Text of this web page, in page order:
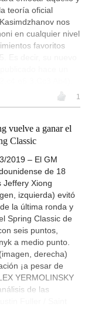
teoría oficial
nos
en cualquier nivel
favoritos
1
vuelve a ganar el
Classic
2019 – El GM
de 18
Jeffery Xiong
izquierda) evitó
la última ronda y
Spring Classic de
seis puntos,
a medio punto.
derecha)
¡a pesar de
YERMOLINSKY
de las